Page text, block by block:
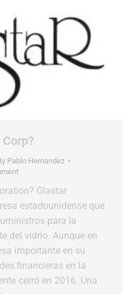
Pablo Hernandez
Glastar
estadounidense que
para la
del vidrio. Aunque en
importante en su
financieras en la
cerró en 2016. Una